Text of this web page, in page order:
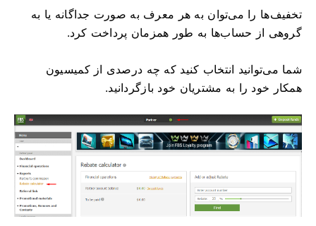
تخفیف‌ها را می‌توان به هر معرف به صورت جداگانه یا به
گروهی از حساب‌ها به طور همزمان پرداخت کرد.
شما می‌توانید انتخاب کنید که چه درصدی از کمیسیون
همکار خود را به مشتریان خود بازگردانید.